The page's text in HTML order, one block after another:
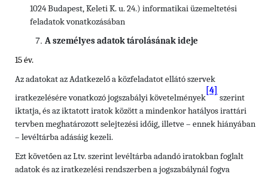
1024 Budapest, Keleti K. u. 24.) informatikai üzemeltetési
feladatok vonatkozásában
A személyes adatok tárolásának ideje
15 év.
Az adatokat az Adatkezelő a közfeladatot ellátó szervek
iratkezelésére vonatkozó jogszabályi követelmények
[4]
szerint
iktatja, és az iktatott iratok között a mindenkor hatályos irattári
tervben meghatározott selejtezési időig, illetve – ennek hiányában
– levéltárba adásáig kezeli.
Ezt követően az Ltv. szerint levéltárba adandó iratokban foglalt
adatok és az iratkezelési rendszerben a jogszabálynál fogva